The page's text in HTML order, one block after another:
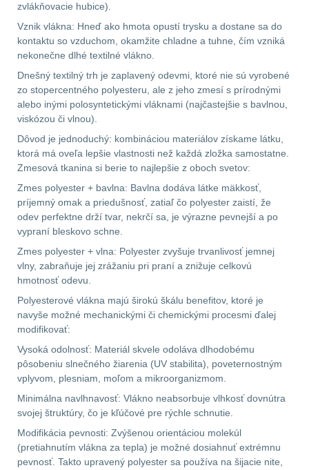
Monokuláry
Príslušenstvo pre
optiku9
OBLEČENIE(316)
Nosičy a vesty65
Prilby4
Šiltovky29
Chrániče10
Ponča a pláštěnky11
Čepice, kukly, šátky24
Chrániče sluchu7
Nášivky74
Ostatní50
zvlákňovacie hubice).
Vznik vlákna: Hneď ako hmota opustí trysku a dostane sa do
kontaktu so vzduchom, okamžite chladne a tuhne, čím vzniká
nekonečne dlhé textilné vlákno.
Dnešný textilný trh je zaplavený odevmi, ktoré nie sú vyrobené
zo stopercentného polyesteru, ale z jeho zmesí s prírodnými
alebo inými polosyntetickými vláknami (najčastejšie s bavlnou,
viskózou či vlnou).
Dôvod je jednoduchý: kombináciou materiálov získame látku,
ktorá má oveľa lepšie vlastnosti než každá zložka samostatne.
Zmesová tkanina si berie to najlepšie z oboch svetov:
Zmes polyester + bavlna: Bavlna dodáva látke mäkkosť,
príjemný omak a priedušnosť, zatiaľ čo polyester zaistí, že
odev perfektne drží tvar, nekrčí sa, je výrazne pevnejší a po
vypraní bleskovo schne.
Zmes polyester + vlna: Polyester zvyšuje trvanlivosť jemnej
vlny, zabraňuje jej zrážaniu pri praní a znižuje celkovú
hmotnosť odevu.
Polyesterové vlákna majú širokú škálu benefitov, ktoré je
navyše možné mechanickými či chemickými procesmi ďalej
modifikovať:
Vysoká odolnosť: Materiál skvele odoláva dlhodobému
pôsobeniu slnečného žiarenia (UV stabilita), poveternostným
vplyvom, plesniam, moľom a mikroorganizmom.
Minimálna navlhnavosť: Vlákno neabsorbuje vlhkosť dovnútra
svojej štruktúry, čo je kľúčové pre rýchle schnutie.
Modifikácia pevnosti: Zvýšenou orientáciou molekúl
(pretiahnutím vlákna za tepla) je možné dosiahnuť extrémnu
pevnosť. Takto upravený polyester sa používa na šijacie nite,